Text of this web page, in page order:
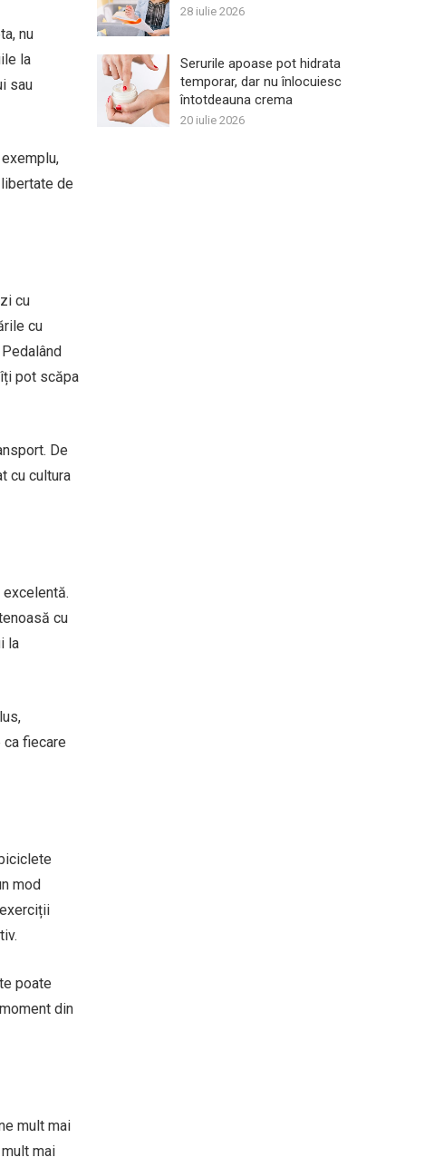
nu
la
sau
de
cu
cu
pot scăpa
De
cu cultura
cu
la
fiecare
mod
poate
din
mult mai
mai
28 iulie 2026
Serurile apoase pot hidrata
temporar, dar nu înlocuiesc
întotdeauna crema
20 iulie 2026